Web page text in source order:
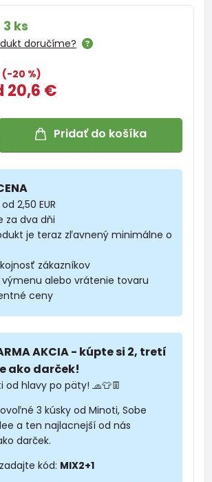
ks
doručíme?
(-20 %)
20,6 €
Pridať do košíka
2,50 EUR
za dva dňi
je teraz zľavnený minimálne o
zákazníkov
výmenu alebo vrátenie tovaru
ceny
AKCIA - kúpte si 2, tretí
ako darček!
hlavy po päty! 🧢👕👖
3 kúsky od Minoti, Sobe
a ten najlacnejší od nás
darček.
kód: MIX2+1